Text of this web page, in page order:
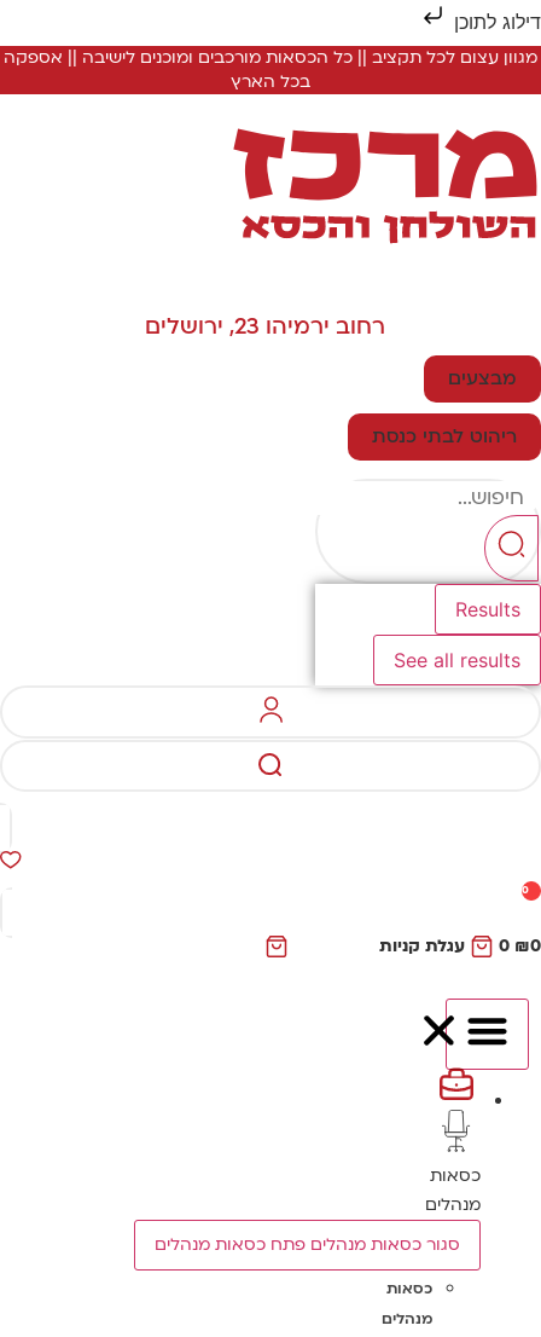
לתוכן
מגוון עצום לכל תקציב || כל הכסאות מורכבים ומוכנים לישיבה || אספקה
בכל הארץ
רחוב ירמיהו 23, ירושלים
מבצעים
ריהוט לבתי כנסת
Results
See all results
0
₪
0 עגלת קניות
כסאות
מנהלים
סגור כסאות מנהלים פתח כסאות מנהלים
כסאות
מנהלים